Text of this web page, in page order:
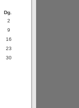
Dg.
2
9
16
23
30